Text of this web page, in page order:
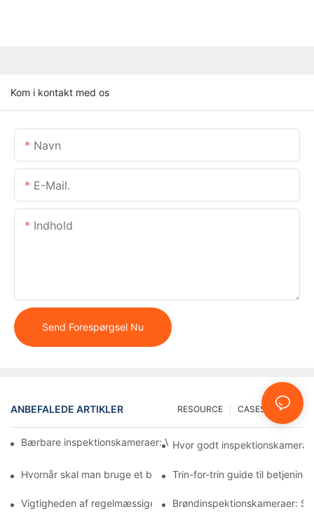
Kom i kontakt med os
Navn
E-Mail.
Indhold
Send Forespørgsel Nu
ANBEFALEDE ARTIKLER FAQ
CASES
RESOURCE
Bærbare inspektionskameraer: Vigtige værktøjer for
Hvor godt
Hvornår skal man bruge et brøndinspektionskamera:
Trin-for-trin guide til betjening
Vigtigheden af ​​regelmæssige brøndinspektioner med
Brøndinspektionskameraer: